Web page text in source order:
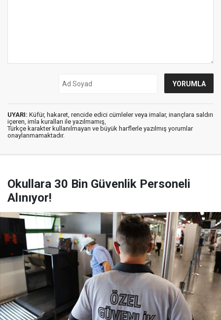
UYARI: Küfür, hakaret, rencide edici cümleler veya imalar, inançlara saldırı
içeren, imla kuralları ile yazılmamış,
Türkçe karakter kullanılmayan ve büyük harflerle yazılmış yorumlar
onaylanmamaktadır.
Okullara 30 Bin Güvenlik Personeli
Alınıyor!